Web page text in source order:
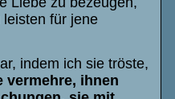
für jene
indem ich sie tröste,
vermehre, ihnen